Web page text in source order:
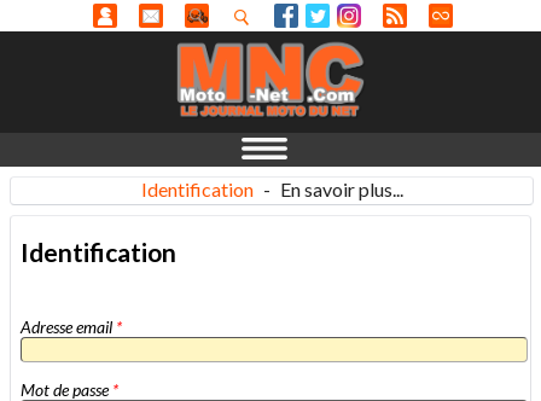
Identification - En savoir plus...
Identification
Adresse email *
Mot de passe*